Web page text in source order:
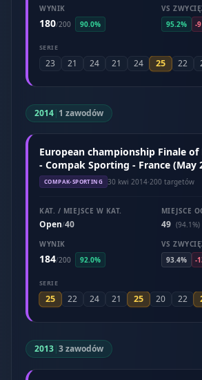
WYNIK
180/200 90.0%
VS
95.2%
-9
SERIE
23 21 24 21 24 25 22
2014| 1 zawodów
European championship Finale of
- Compak Sporting - France (May
COMPAK-SPORTING 30 kwi 2014·200 targetów
KAT. / MIEJSCE W KAT.
Open/40
MIEJSCE
49 (94.1%)
WYNIK
184/200 92.0%
VS
93.4%
-
SERIE
25 22 24 21 25 20 22
2013|3 zawodów